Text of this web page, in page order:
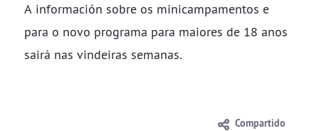
A información sobre os minicampamentos e
para o novo programa para maiores de 18 anos
sairá nas vindeiras semanas.
Compartido